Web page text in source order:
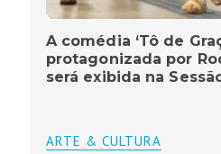
A comédia ‘Tô de
protagonizada por
será exibida na
ARTE & CULTURA